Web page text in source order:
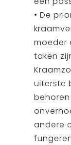
• De
moeder
taken
uiterste
andere